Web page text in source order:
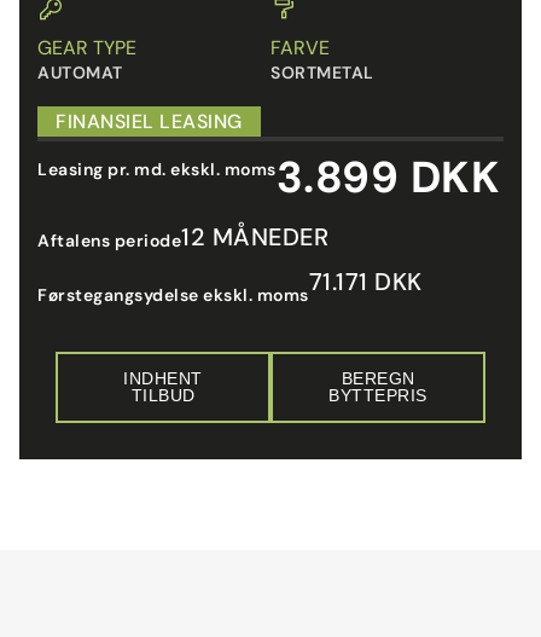
GEAR TYPE
AUTOMAT
FARVE
SORTMETAL
FINANSIEL LEASING
Leasing pr. md. ekskl. moms3.899 DKK
Aftalens periode12 MÅNEDER
Førstegangsydelse ekskl. moms71.171 DKK
INDHENT
TILBUD
BEREGN
BYTTEPRIS